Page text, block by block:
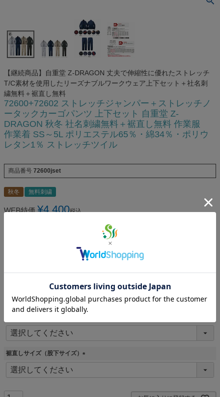
【継続商品】自重堂 Z-DRAGON 丈夫で伸縮性に優れたストレッチ
T/C素材を使用したリーズナブルワークウェア上下セット＋社名刺
繍無料＋裾直し無料
72600+72602 ストレッチジャンパー＋ストレッチノ
ータックカーゴパンツ 上下セット 自重堂 Z-
DRAGON 秋冬 社名刺繍無料＋裾直し無料 作業服
作業着 SS～5L ポリエステル65％・綿34％・ポリウ
レタン1％ ストレッチツイル
商品番号 72600jset
秋冬 無料刺繍
WEB特価 ¥4,400税込
須
(
必
須
(
必
)
裾直しサイズ（股下サイズ）